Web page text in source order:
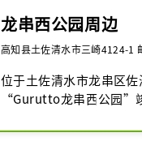
有时也因其风景而被与火
有一条环绕半岛半周的
这就是龙串这个名字的由
成人大约20分钟即可游览
险，所以请小心。
龙串西公园周边
高知县土佐清水市三崎4124-1
位于土佐清水市龙串区佐
“Gurutto龙串西公园”
●50个停车位（1个无障